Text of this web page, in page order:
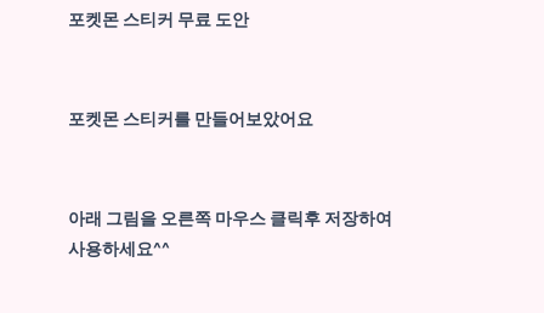
포켓몬 스티커 무료 도안
포켓몬 스티커를 만들어보았어요
아래 그림을 오른쪽 마우스 클릭후 저장하여
사용하세요^^